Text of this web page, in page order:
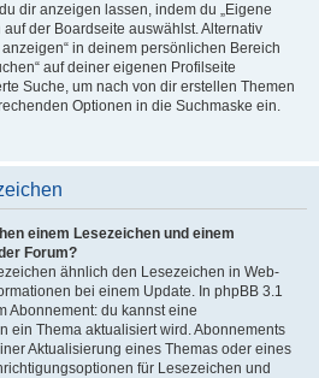
dir anzeigen lassen, indem du „Eigene
der Boardseite auswählst. Alternativ
in deinem persönlichen Bereich
auf deiner eigenen Profilseite
Suche, um nach von dir erstellen Themen
Optionen in die Suchmaske ein.
einem Lesezeichen und einem
Forum?
ähnlich den Lesezeichen in Web-
bei einem Update. In phpBB 3.1
Abonnement: du kannst eine
ein Thema aktualisiert wird. Abonnements
Aktualisierung eines Themas oder eines
für Lesezeichen und